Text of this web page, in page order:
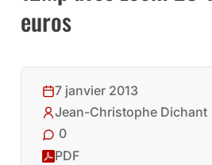
euros
7 janvier 2013
Jean-Christophe Dichant
0
PDF